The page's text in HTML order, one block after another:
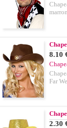
8.10
Far
2.30